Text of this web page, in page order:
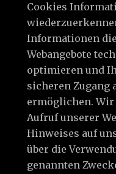
Cookies
Informationen
Webangebote
optimieren und
sicheren Zugang
ermöglichen.
Aufruf unserer
Hinweises auf
über die
genannten